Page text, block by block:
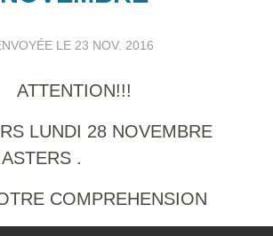
LE 23 NOV. 2016
ATTENTION!!!
LUNDI 28 NOVEMBRE
.
COMPREHENSION